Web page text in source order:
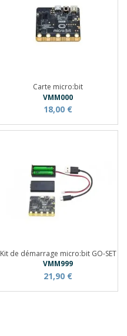
Carte micro:bit
VMM000
18,00 €
Kit de démarrage micro:bit GO-SET
VMM999
21,90 €